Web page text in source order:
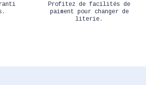
Profitez de facilités de
paiment pour changer de
literie.